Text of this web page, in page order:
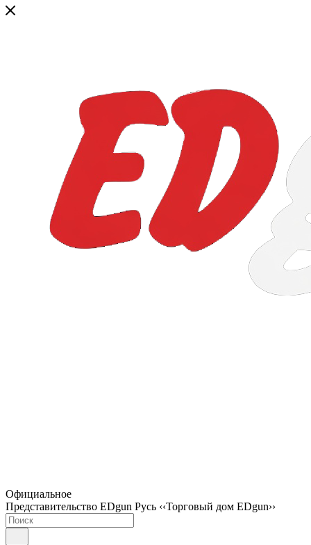
Официальное
Представительство EDgun Русь ‹‹Торговый дом EDgun››